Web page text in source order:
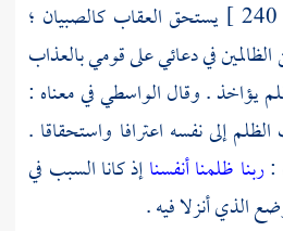
يستحق العقاب كالصبيان ؛
في دعائي على قومي بالعذاب
يؤاخذ . وقالالواسطيفي معناه :
إلى نفسه اعترافا واستحقاقا .
:ربنا ظلمنا أنفسناإذ كانا السبب في
الذي أنزلا فيه .